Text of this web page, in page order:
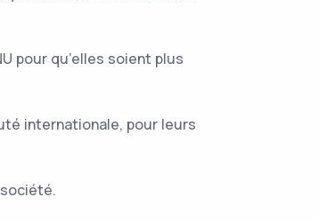
pour qu’elles soient plus
internationale, pour leurs